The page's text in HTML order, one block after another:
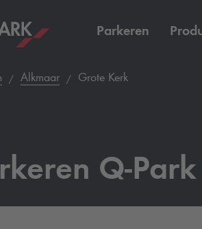
Parkeren
Alkmaar Grote Kerk
Q-Park